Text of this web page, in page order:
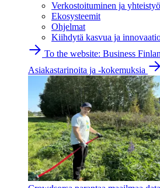
Verkostoituminen ja yhteistyö
Ekosysteemit
Ohjelmat
Kiihdytä kasvua ja
To the website: Business
Asiakastarinoita ja -kokemuksia